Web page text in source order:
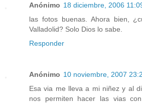
Anónimo 18 diciembre, 2006
las fotos buenas. Ahora bien,
Valladolid? Solo Dios lo sabe.
Responder
Anónimo 10 noviembre, 2007
Esa via me lleva a mi niñez y al
nos permiten hacer las vias